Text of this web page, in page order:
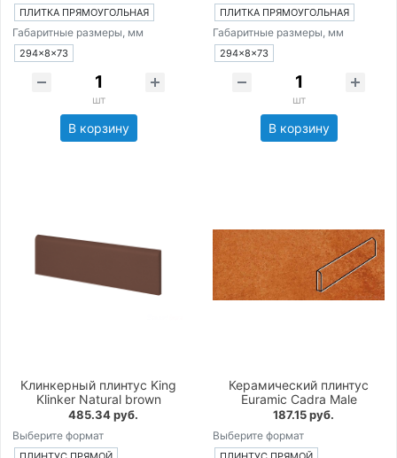
ПЛИТКА ПРЯМОУГОЛЬНАЯ
Габаритные размеры, мм
294×8×73
шт
В корзину
ПЛИТКА ПРЯМОУГОЛЬНАЯ
Габаритные размеры, мм
294×8×73
шт
В корзину
Клинкерный плинтус King
Klinker Natural brown
485.34 руб.
Выберите формат
Керамический плинтус
Euramic Cadra Male
187.15 руб.
Выберите формат